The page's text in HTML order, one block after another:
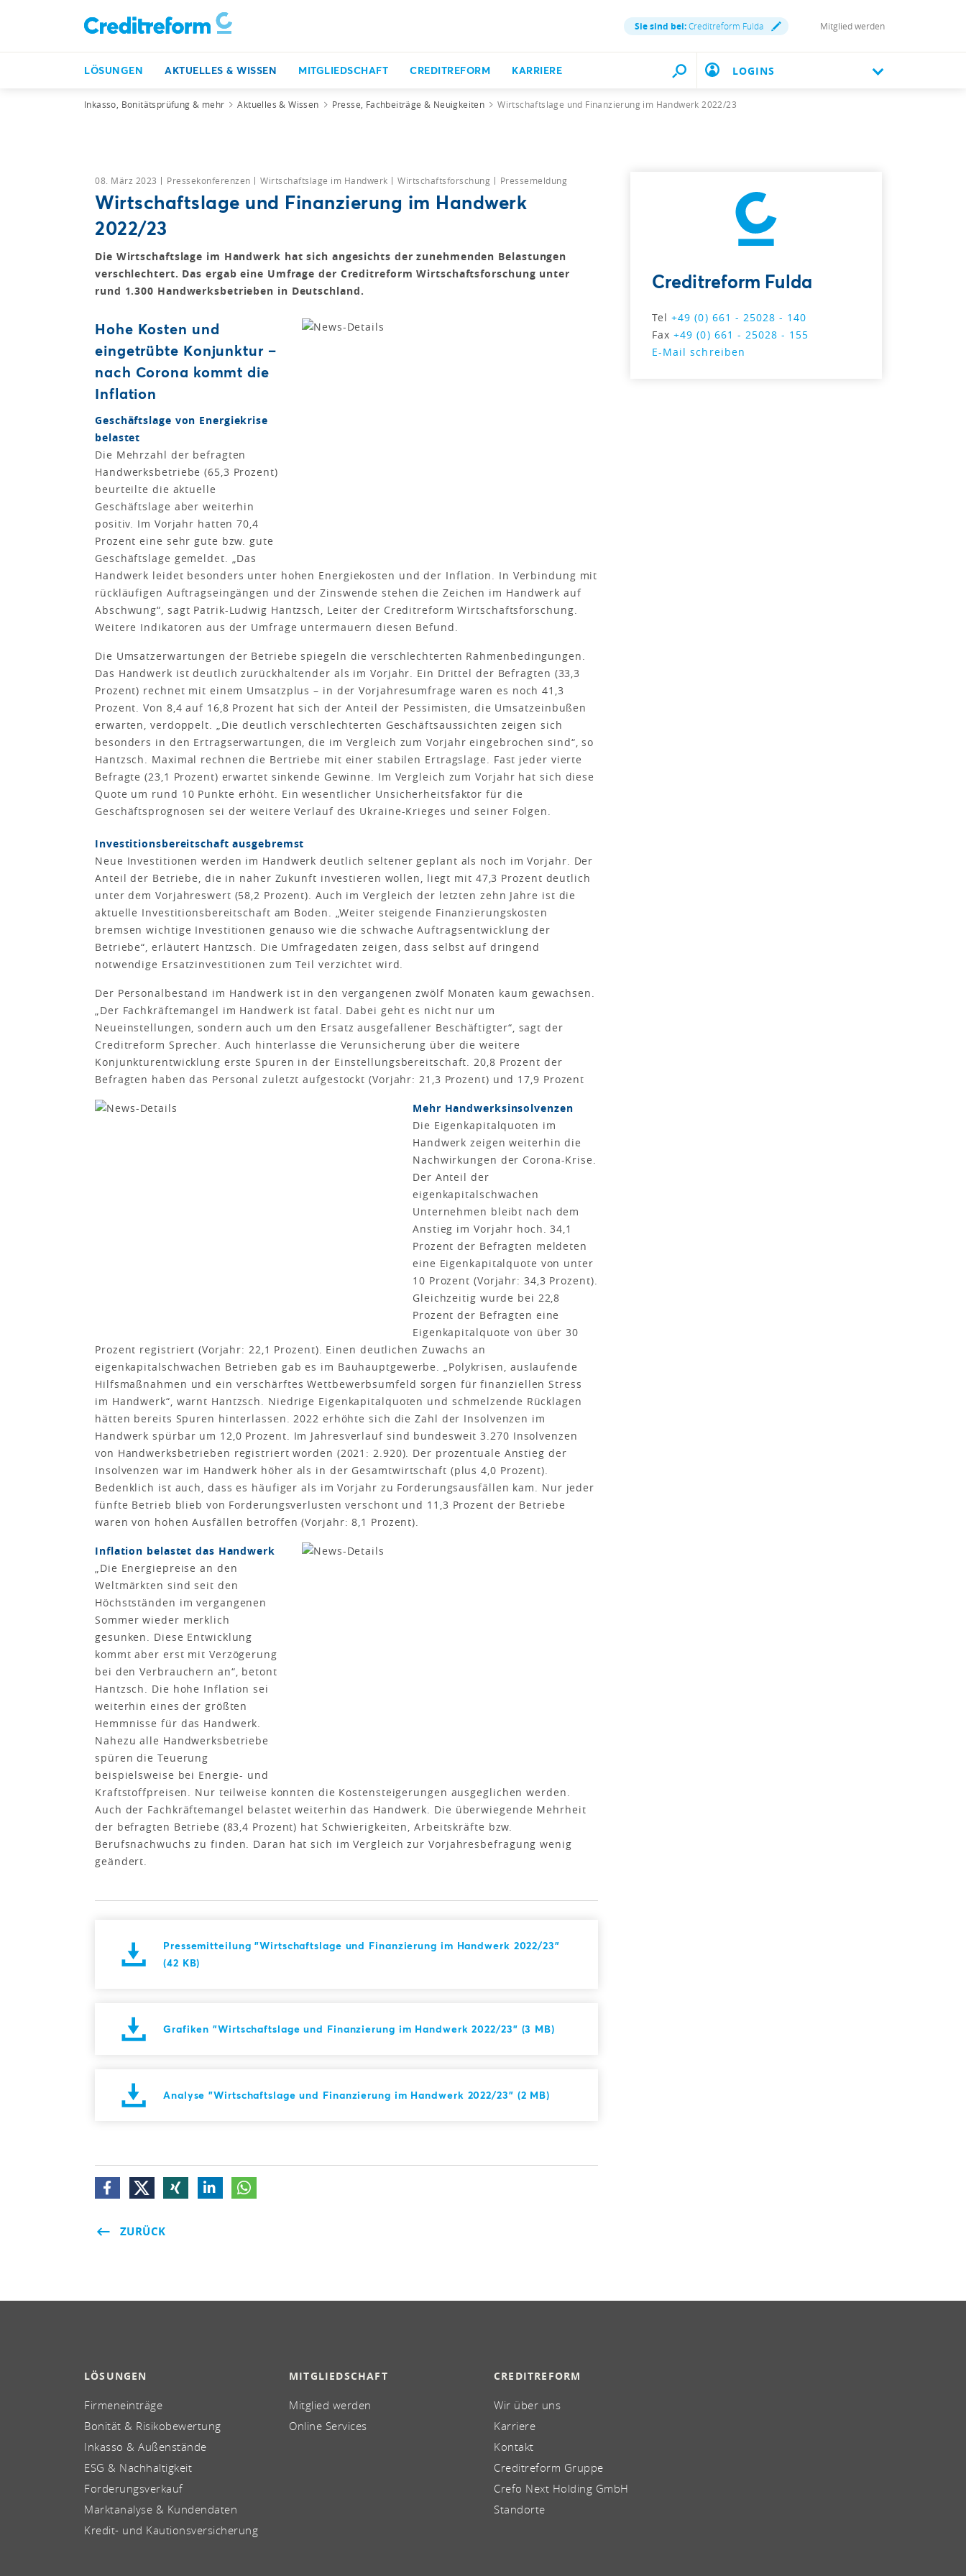
Sie sind bei:Creditreform Fulda Mitglied werden
LÖSUNGEN AKTUELLES & WISSEN MITGLIEDSCHAFT CREDITREFORM KARRIERE LOGINS
Inkasso, Bonitätsprüfung & mehr Aktuelles & Wissen Presse, Fachbeiträge & Neuigkeiten Wirtschaftslage und Finanzierung im Handwerk 2022/23
08. März 2023 Pressekonferenzen Wirtschaftslage im Handwerk Wirtschaftsforschung Pressemeldung
Wirtschaftslage und Finanzierung im Handwerk
2022/23
Die Wirtschaftslage im Handwerk hat sich angesichts der zunehmenden Belastungen
verschlechtert. Das ergab eine Umfrage der Creditreform Wirtschaftsforschung unter
rund 1.300 Handwerksbetrieben in Deutschland.
Hohe Kosten und
eingetrübte Konjunktur –
nach Corona kommt die
Inflation
Geschäftslage von Energiekrise
belastet
Die Mehrzahl der befragten
Handwerksbetriebe (65,3 Prozent)
beurteilte die aktuelle
Geschäftslage aber weiterhin
positiv. Im Vorjahr hatten 70,4
Prozent eine sehr gute bzw. gute
Geschäftslage gemeldet. „Das
Handwerk leidet besonders unter hohen Energiekosten und der Inflation. In Verbindung mit
rückläufigen Auftragseingängen und der Zinswende stehen die Zeichen im Handwerk auf
Abschwung“, sagt Patrik-Ludwig Hantzsch, Leiter der Creditreform Wirtschaftsforschung.
Weitere Indikatoren aus der Umfrage untermauern diesen Befund.
Die Umsatzerwartungen der Betriebe spiegeln die verschlechterten Rahmenbedingungen.
Das Handwerk ist deutlich zurückhaltender als im Vorjahr. Ein Drittel der Befragten (33,3
Prozent) rechnet mit einem Umsatzplus – in der Vorjahresumfrage waren es noch 41,3
Prozent. Von 8,4 auf 16,8 Prozent hat sich der Anteil der Pessimisten, die Umsatzeinbußen
erwarten, verdoppelt. „Die deutlich verschlechterten Geschäftsaussichten zeigen sich
besonders in den Ertragserwartungen, die im Vergleich zum Vorjahr eingebrochen sind“, so
Hantzsch. Maximal rechnen die Bertriebe mit einer stabilen Ertragslage. Fast jeder vierte
Befragte (23,1 Prozent) erwartet sinkende Gewinne. Im Vergleich zum Vorjahr hat sich diese
Quote um rund 10 Punkte erhöht. Ein wesentlicher Unsicherheitsfaktor für die
Geschäftsprognosen sei der weitere Verlauf des Ukraine-Krieges und seiner Folgen.
Investitionsbereitschaft ausgebremst
Neue Investitionen werden im Handwerk deutlich seltener geplant als noch im Vorjahr. Der
Anteil der Betriebe, die in naher Zukunft investieren wollen, liegt mit 47,3 Prozent deutlich
unter dem Vorjahreswert (58,2 Prozent). Auch im Vergleich der letzten zehn Jahre ist die
aktuelle Investitionsbereitschaft am Boden. „Weiter steigende Finanzierungskosten
bremsen wichtige Investitionen genauso wie die schwache Auftragsentwicklung der
Betriebe“, erläutert Hantzsch. Die Umfragedaten zeigen, dass selbst auf dringend
notwendige Ersatzinvestitionen zum Teil verzichtet wird.
Der Personalbestand im Handwerk ist in den vergangenen zwölf Monaten kaum gewachsen.
„Der Fachkräftemangel im Handwerk ist fatal. Dabei geht es nicht nur um
Neueinstellungen, sondern auch um den Ersatz ausgefallener Beschäftigter“, sagt der
Creditreform Sprecher. Auch hinterlasse die Verunsicherung über die weitere
Konjunkturentwicklung erste Spuren in der Einstellungsbereitschaft. 20,8 Prozent der
Befragten haben das Personal zuletzt aufgestockt (Vorjahr: 21,3 Prozent) und 17,9 Prozent
Mehr Handwerksinsolvenzen
Die Eigenkapitalquoten im
Handwerk zeigen weiterhin die
Nachwirkungen der Corona-Krise.
Der Anteil der
eigenkapitalschwachen
Unternehmen bleibt nach dem
Anstieg im Vorjahr hoch. 34,1
Prozent der Befragten meldeten
eine Eigenkapitalquote von unter
10 Prozent (Vorjahr: 34,3 Prozent).
Gleichzeitig wurde bei 22,8
Prozent der Befragten eine
Eigenkapitalquote von über 30
Prozent registriert (Vorjahr: 22,1 Prozent). Einen deutlichen Zuwachs an
eigenkapitalschwachen Betrieben gab es im Bauhauptgewerbe. „Polykrisen, auslaufende
Hilfsmaßnahmen und ein verschärftes Wettbewerbsumfeld sorgen für finanziellen Stress
im Handwerk“, warnt Hantzsch. Niedrige Eigenkapitalquoten und schmelzende Rücklagen
hätten bereits Spuren hinterlassen. 2022 erhöhte sich die Zahl der Insolvenzen im
Handwerk spürbar um 12,0 Prozent. Im Jahresverlauf sind bundesweit 3.270 Insolvenzen
von Handwerksbetrieben registriert worden (2021: 2.920). Der prozentuale Anstieg der
Insolvenzen war im Handwerk höher als in der Gesamtwirtschaft (plus 4,0 Prozent).
Bedenklich ist auch, dass es häufiger als im Vorjahr zu Forderungsausfällen kam. Nur jeder
fünfte Betrieb blieb von Forderungsverlusten verschont und 11,3 Prozent der Betriebe
waren von hohen Ausfällen betroffen (Vorjahr: 8,1 Prozent).
Inflation belastet das Handwerk
„Die Energiepreise an den
Weltmärkten sind seit den
Höchstständen im vergangenen
Sommer wieder merklich
gesunken. Diese Entwicklung
kommt aber erst mit Verzögerung
bei den Verbrauchern an“, betont
Hantzsch. Die hohe Inflation sei
weiterhin eines der größten
Hemmnisse für das Handwerk.
Nahezu alle Handwerksbetriebe
spüren die Teuerung
beispielsweise bei Energie- und
Kraftstoffpreisen. Nur teilweise konnten die Kostensteigerungen ausgeglichen werden.
Auch der Fachkräftemangel belastet weiterhin das Handwerk. Die überwiegende Mehrheit
der befragten Betriebe (83,4 Prozent) hat Schwierigkeiten, Arbeitskräfte bzw.
Berufsnachwuchs zu finden. Daran hat sich im Vergleich zur Vorjahresbefragung wenig
geändert.
Pressemitteilung "Wirtschaftslage und Finanzierung im Handwerk 2022/23"
(42 KB)
Grafiken "Wirtschaftslage und Finanzierung im Handwerk 2022/23" (3 MB)
Analyse "Wirtschaftslage und Finanzierung im Handwerk 2022/23" (2 MB)
ZURÜCK
Creditreform Fulda
Tel+49 (0) 661 - 25028 - 140
Fax+49 (0) 661 - 25028 - 155
E-Mail schreiben
LÖSUNGEN
Firmeneinträge
Bonität & Risikobewertung
Inkasso & Außenstände
ESG & Nachhaltigkeit
Forderungsverkauf
Marktanalyse & Kundendaten
Kredit- und Kautionsversicherung
MITGLIEDSCHAFT
Mitglied werden
Online Services
CREDITREFORM
Wir über uns
Karriere
Kontakt
Creditreform Gruppe
Crefo Next Holding GmbH
Standorte